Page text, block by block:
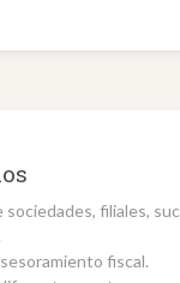
filiales,
fiscal.